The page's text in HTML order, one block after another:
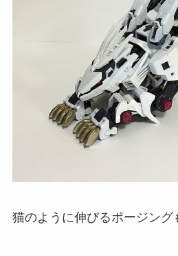
猫のように伸びるポージング